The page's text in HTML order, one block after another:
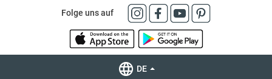
Folge uns auf
DE